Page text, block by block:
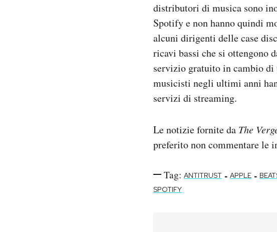
distributori di musica sono
Spotify e non hanno quindi
alcuni dirigenti delle case
ricavi bassi che si ottengono
servizio gratuito in cambio di
musicisti negli ultimi anni
servizi di streaming.
Le notizie fornite da The
preferito non commentare le
Tag: ANTITRUST - APPLE -
SPOTIFY